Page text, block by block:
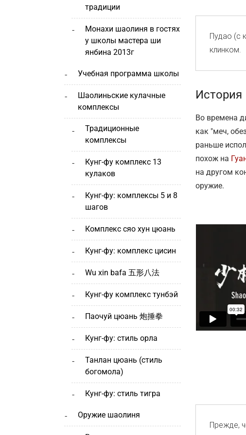
традиции
монахи шаолиня в гостях
у школы мастера ши
янбина 2013г
учебная программа школы
шаолиньские кулачные
комплексы
традиционные
комплексы
кунг-фу комплекс 13
кулаков
кунг-фу: комплексы 5 и 8
шагов
комплекс сяо хун цюань
кунг-фу: комплекс цисин
wu xin bafa 五形八法
кунг-фу комплекс тунбэй
паочуй цюань 炮捶拳
кунг-фу: стиль орла
танлан цюань (стиль
богомола)
кунг-фу: стиль тигра
оружие шаолиня
Пудао (с
клинком.
История
Во времена
как "меч,
раньше
похож на
на другом
оружие.
Прежде,